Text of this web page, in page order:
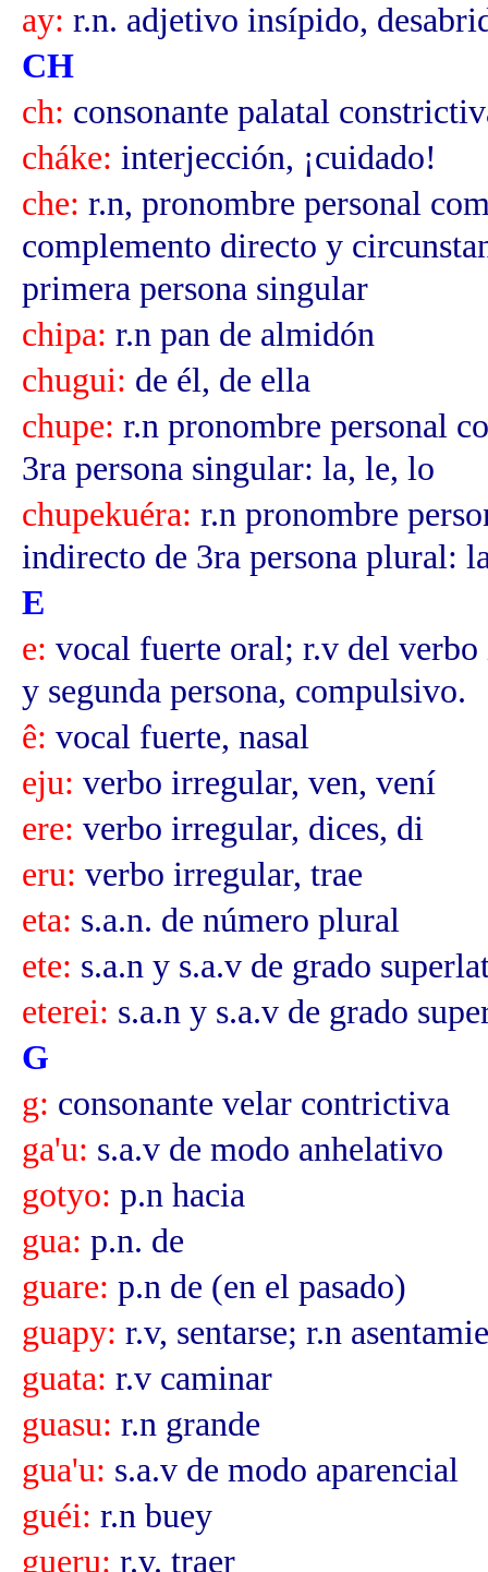
ay: r.n. adjetivo insípido,
CH
ch: consonante palatal
cháke: interjección, ¡cuidado!
che: r.n, pronombre personal
complemento directo y
primera persona singular
chipa: r.n pan de almidón
chugui: de él, de ella
chupe: r.n pronombre personal
3ra persona singular: la, le, lo
chupekuéra: r.n pronombre
indirecto de 3ra persona plural:
E
e: vocal fuerte oral; r.v del
y segunda persona, compulsivo.
ê: vocal fuerte, nasal
eju: verbo irregular, ven, vení
ere: verbo irregular, dices, di
eru: verbo irregular, trae
eta: s.a.n. de número plural
ete: s.a.n y s.a.v de grado
eterei: s.a.n y s.a.v de grado
G
g: consonante velar contrictiva
ga'u: s.a.v de modo anhelativo
gotyo: p.n hacia
gua: p.n. de
guare: p.n de (en el pasado)
guapy: r.v, sentarse; r.n
guata: r.v caminar
guasu: r.n grande
gua'u: s.a.v de modo aparencial
guéi: r.n buey
gueru: r.v. traer